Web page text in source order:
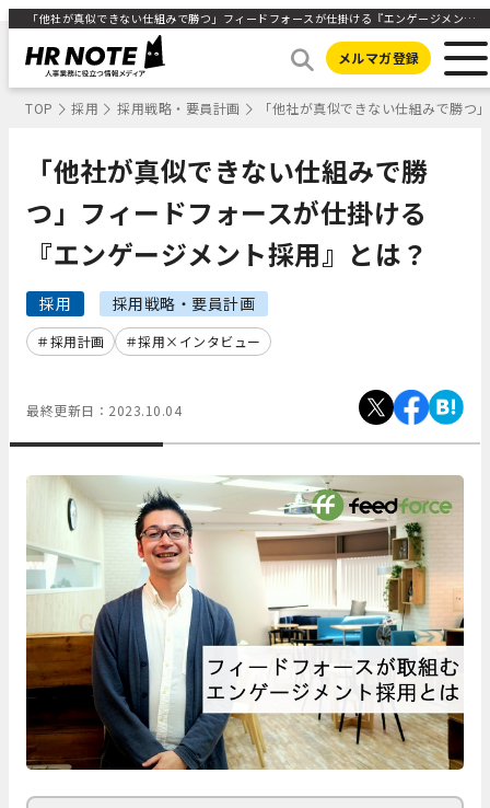
「他社が真似できない仕組みで勝つ」フィードフォースが仕掛ける『エンゲージメント採用』とは？ | 人事部から企業成長を応援するメディアHR NOTE
メルマガ登録
TOP 採用 採用戦略・要員計画 「他社が真似できない仕組みで勝
「他社が真似できない仕組みで勝
つ」フィードフォースが仕掛ける
『エンゲージメント採用』とは？
採用 採用戦略・要員計画
採用計画 採用×インタビュー
最終更新日： 2023.10.04